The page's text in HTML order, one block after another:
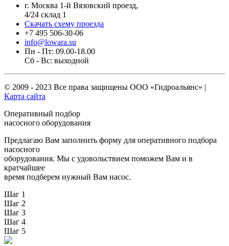
г. Москва 1-й Вязовский проезд,
4/24 склад 1
Скачать схему проезда
+7 495 506-30-06
info@lowara.su
Пн - Пт: 09.00-18.00
Сб - Вс: выходной
© 2009 - 2023 Все права защищены ООО «Гидроальянс» |
Карта сайта
Оперативный подбор
насосного оборудования
Предлагаю Вам заполнить форму для оперативного подбора
насосного
оборудования. Мы с удовольствием поможем Вам и в
кратчайшее
время подберем нужный Вам насос.
Шаг 1
Шаг 2
Шаг 3
Шаг 4
Шаг 5